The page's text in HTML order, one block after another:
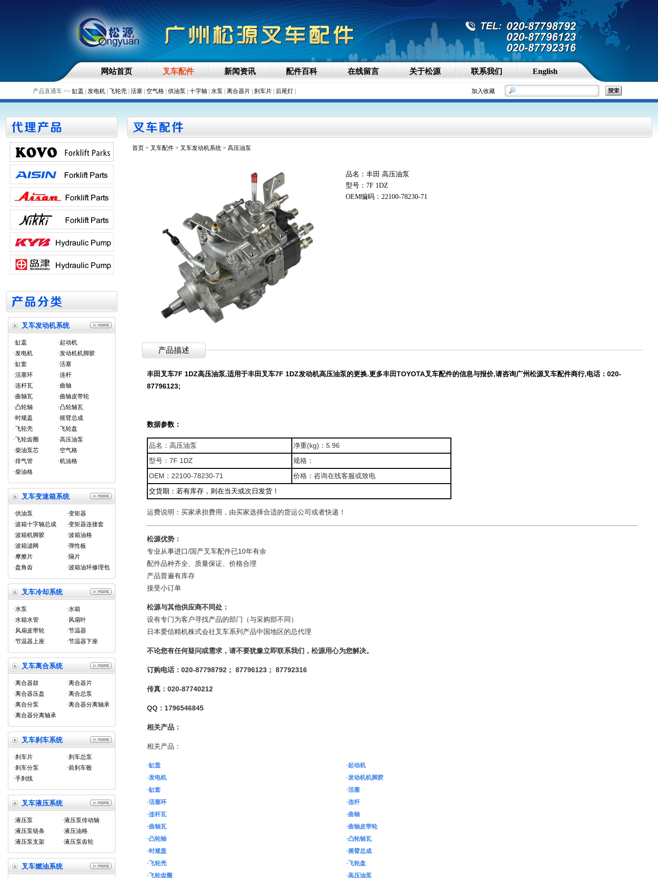
网站首页 叉车配件 新闻资讯 配件百科 在线留言 关于松源 联系我们 English
产品直通车 >> 缸盖 发电机 飞轮壳 活塞 空气格 供油泵 十字轴 水泵 离合器片 刹车片 后尾灯 加入收藏
叉车发动机系统
·缸盖
·起动机
·发电机
·发动机机脚胶
·缸套
·活塞
·活塞环
·连杆
·连杆瓦
·曲轴
·曲轴瓦
·曲轴皮带轮
·凸轮轴
·凸轮轴瓦
·时规盖
·摇臂总成
·飞轮壳
·飞轮盘
·飞轮齿圈
·高压油泵
·柴油泵芯
·空气格
·排气管
·机油格
·柴油格
叉车变速箱系统
·供油泵
·变矩器
·波箱十字轴总成
·变矩器连接套
·波箱机脚胶
·波箱油格
·波箱滤网
·弹性板
·摩擦片
·隔片
·盘角齿
·波箱油环修理包
叉车冷却系统
·水泵
·水箱
·水箱水管
·风扇叶
·风扇皮带轮
·节温器
·节温器上座
·节温器下座
叉车离合系统
·离合器鼓
·离合器片
·离合器压盘
·离合总泵
·离合分泵
·离合器分离轴承
·离合器分离轴承
叉车刹车系统
·刹车片
·刹车总泵
·刹车分泵
·前刹车毂
·手刹线
叉车液压系统
·液压泵
·液压泵传动轴
·液压泵链条
·液压油格
·液压泵支架
·液压泵齿轮
叉车燃油系统
首页 > 叉车配件 > 叉车发动机系统 > 高压油泵
品名：丰田 高压油泵
型号：7F 1DZ
OEM编码：22100-78230-71
产品描述
丰田叉车7F 1DZ高压油泵,适用于丰田叉车7F 1DZ发动机高压油泵的更换.更多丰田TOYOTA叉车配件的信息与报价,请咨询广州松源叉车配件商行,电话：020-
87796123;
数据参数：
品名：高压油泵
净重(kg)：5.96
型号：7F 1DZ
规格：
OEM：22100-78230-71
价格：咨询在线客服或致电
交货期：若有库存，则在当天或次日发货！
运费说明：买家承担费用，由买家选择合适的货运公司或者快递！
松源优势：
专业从事进口/国产叉车配件已10年有余
配件品种齐全、质量保证、价格合理
产品普遍有库存
接受小订单
松源与其他供应商不同处：
设有专门为客户寻找产品的部门（与采购部不同）
日本爱信精机株式会社叉车系列产品中国地区的总代理
不论您有任何疑问或需求，请不要犹豫立即联系我们，松源用心为您解决。
订购电话：020-87798792； 87796123； 87792316
传真：020-87740212
QQ：1796546845
相关产品：
相关产品：
·缸盖
·起动机
·发电机
·发动机机脚胶
·缸套
·活塞
·活塞环
·连杆
·连杆瓦
·曲轴
·曲轴瓦
·曲轴皮带轮
·凸轮轴
·凸轮轴瓦
·时规盖
·摇臂总成
·飞轮壳
·飞轮盘
·飞轮齿圈
·高压油泵